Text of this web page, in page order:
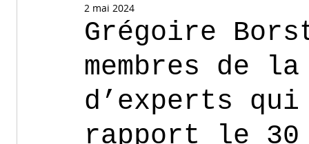
TEST
Grégoire
membres de
d’experts
rapport le
2 mai 2024